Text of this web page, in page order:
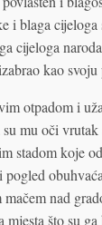
i blaga
cijeloga
kao
otpadom i
mu oči
stadom koje
nad
mjesta što su